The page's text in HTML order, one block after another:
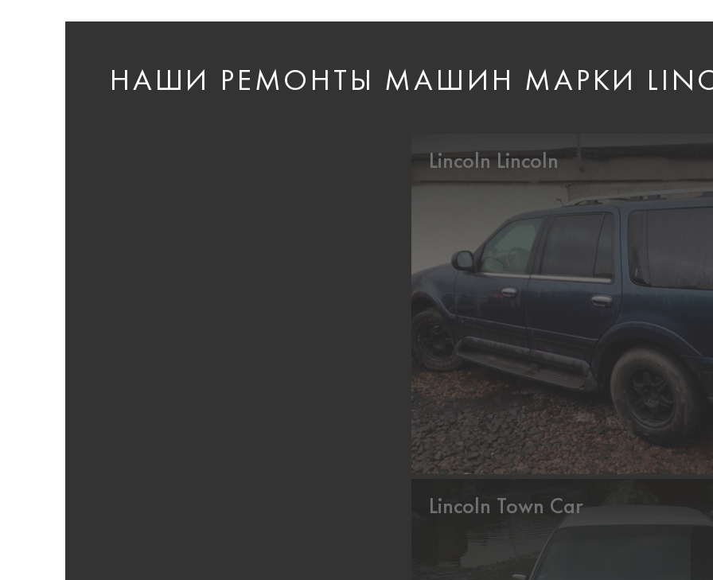
НАШИ РЕМОНТЫ МАШИН МАРКИ
Lincoln Lincoln
Lincoln Town Car